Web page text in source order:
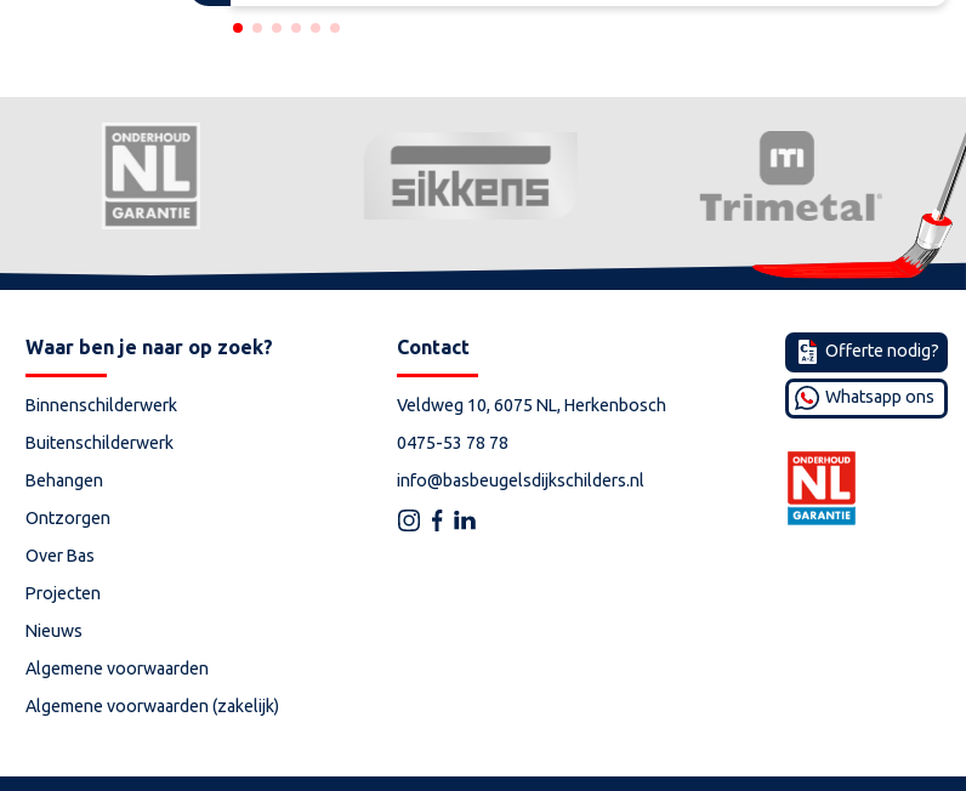
Waar ben je naar op zoek?
Binnenschilderwerk
Buitenschilderwerk
Behangen
Ontzorgen
Over Bas
Projecten
Nieuws
Algemene voorwaarden
Algemene voorwaarden (zakelijk)
Contact
Veldweg 10, 6075 NL, Herkenbosch
0475-53 78 78
info@basbeugelsdijkschilders.nl
Offerte nodig?
Whatsapp ons